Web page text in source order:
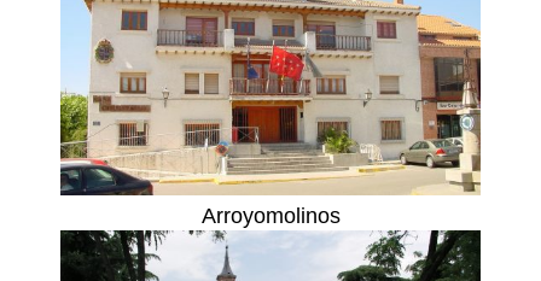
Arroyomolinos